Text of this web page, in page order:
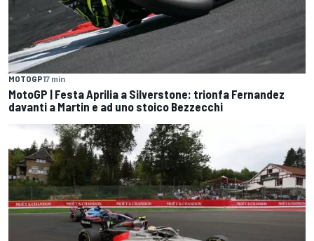
MOTOGP17 min
MotoGP | Festa Aprilia a Silverstone: trionfa Fernandez
davanti a Martin e ad uno stoico Bezzecchi